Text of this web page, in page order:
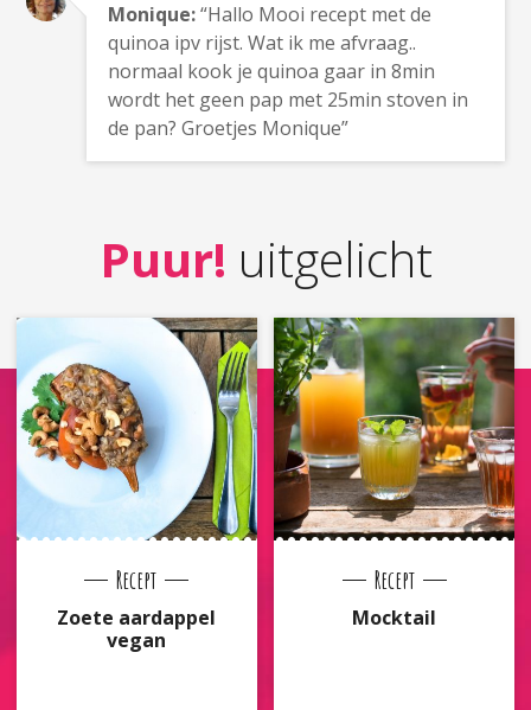
Monique:“Hallo Mooi recept met de
quinoa ipv rijst. Wat ik me afvraag..
normaal kook je quinoa gaar in 8min
wordt het geen pap met 25min stoven in
de pan? Groetjes Monique”
Puur! uitgelicht
Recept
Zoete aardappel
vegan
Recept
Mocktail